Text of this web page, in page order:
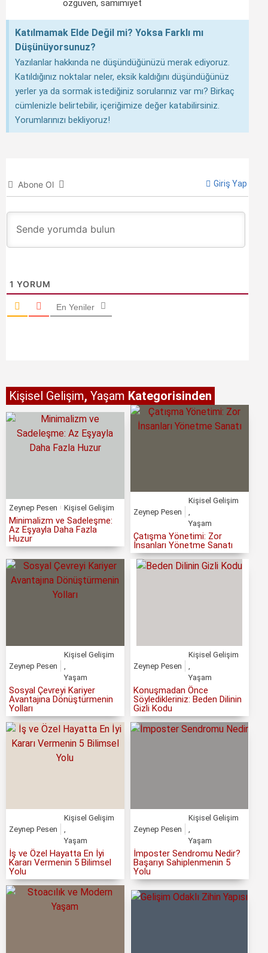
özgüven, samimiyet
Katılmamak Elde Değil mi? Yoksa Farklı mı
Düşünüyorsunuz?
Yazılanlar hakkında ne düşündüğünüzü merak ediyoruz.
Katıldığınız noktalar neler, eksik kaldığını düşündüğünüz
yerler ya da sormak istediğiniz sorularınız var mı? Birkaç
cümlenizle belirtebilir, içeriğimize değer katabilirsiniz.
Yorumlarınızı bekliyoruz!
Abone Ol Giriş Yap
1 YORUM
En Yeniler
Kişisel Gelişim, Yaşam Kategorisinden
Zeynep Pesen Kişisel Gelişim
Minimalizm ve Sadeleşme:
Az Eşyayla Daha Fazla
Huzur
Zeynep Pesen
Kişisel Gelişim
,
Yaşam
Çatışma Yönetimi: Zor
İnsanları Yönetme Sanatı
Zeynep Pesen
Kişisel Gelişim
,
Yaşam
Sosyal Çevreyi Kariyer
Avantajına Dönüştürmenin
Yolları
Zeynep Pesen
Kişisel Gelişim
,
Yaşam
Konuşmadan Önce
Söyledikleriniz: Beden Dilinin
Gizli Kodu
Zeynep Pesen
Kişisel Gelişim
,
Yaşam
İş ve Özel Hayatta En İyi
Kararı Vermenin 5 Bilimsel
Yolu
Zeynep Pesen
Kişisel Gelişim
,
Yaşam
İmposter Sendromu Nedir?
Başarıyı Sahiplenmenin 5
Yolu